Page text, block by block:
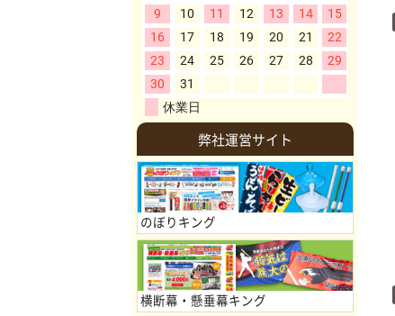
弊社運営サイト
のぼりキング
横断幕・懸垂幕キング